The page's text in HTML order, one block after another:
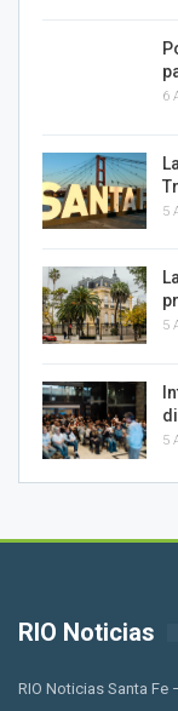
6
5
5
5
RIO Noticias
RIO Noticias Santa Fe